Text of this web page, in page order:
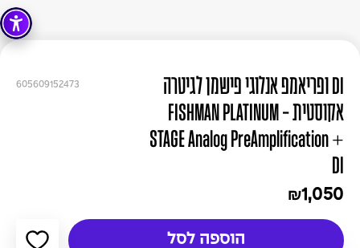
605609152473
DI ופריאמפ אנלוגי פישמן לגיטרה
אקוסטית - FISHMAN PLATINUM
STAGE Analog PreAmplification +
DI
₪1,050
הוספה לסל